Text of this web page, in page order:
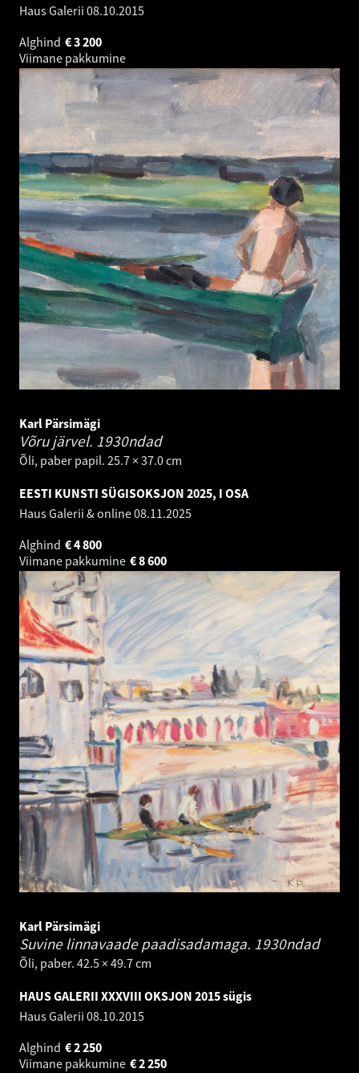
Haus Galerii 08.10.2015
Alghind
3 200
€
Viimane pakkumine
Karl Pärsimägi
Võru järvel. 1930ndad
Õli, paber papil. 25.7 × 37.0 cm
EESTI KUNSTI SÜGISOKSJON 2025, I OSA
Haus Galerii & online08.11.2025
Alghind
4 800
€
Viimane pakkumine
8 600
€
Karl Pärsimägi
Suvine linnavaade paadisadamaga. 1930ndad
Õli, paber. 42.5 × 49.7 cm
HAUS GALERII XXXVIII OKSJON 2015 sügis
Haus Galerii 08.10.2015
Alghind
2 250
€
Viimane pakkumine
2 250
€